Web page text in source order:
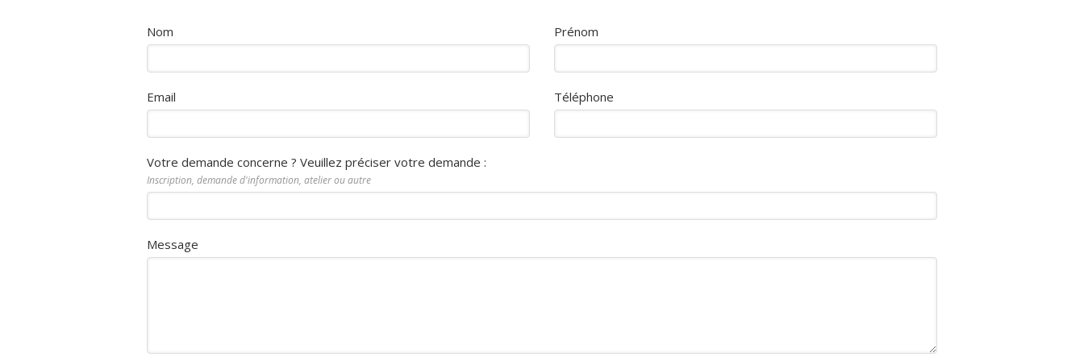
Nom Prénom
Email Téléphone
Votre demande concerne ? Veuillez préciser votre demande :
Inscription, demande d'information, atelier ou autre
Message